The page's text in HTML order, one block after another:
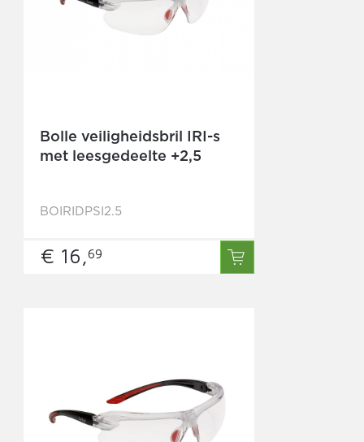
Bolle veiligheidsbril IRI-s
met leesgedeelte +2,5
BOIRIDPSI2.5
€ 16,69